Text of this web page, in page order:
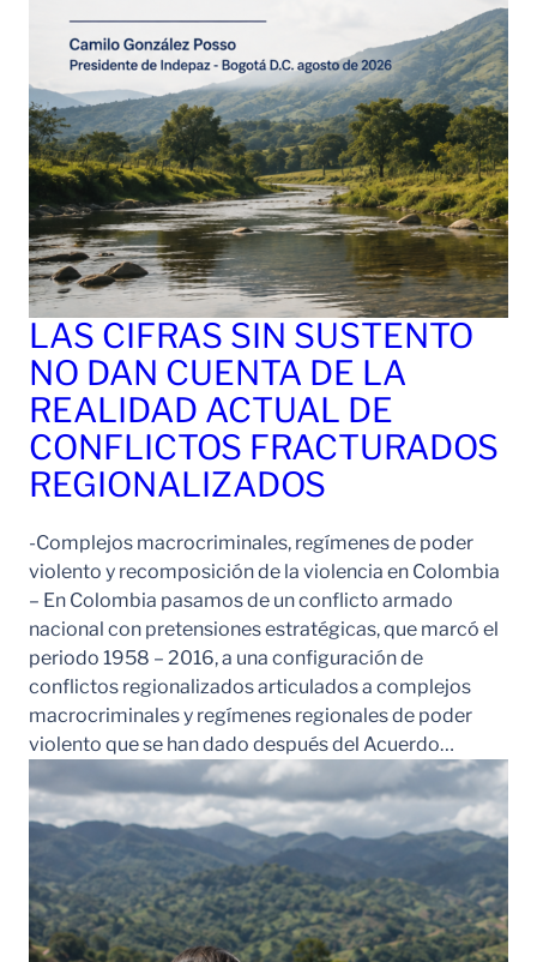
LAS CIFRAS SIN SUSTENTO
NO DAN CUENTA DE LA
REALIDAD ACTUAL DE
CONFLICTOS FRACTURADOS
REGIONALIZADOS
-Complejos macrocriminales, regímenes de poder
violento y recomposición de la violencia en Colombia
– En Colombia pasamos de un conflicto armado
nacional con pretensiones estratégicas, que marcó el
periodo 1958 – 2016, a una configuración de
conflictos regionalizados articulados a complejos
macrocriminales y regímenes regionales de poder
violento que se han dado después del Acuerdo…